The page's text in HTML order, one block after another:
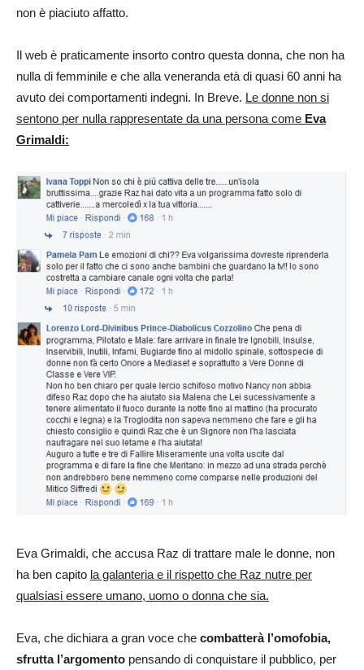
non è piaciuto affatto.
Il web è praticamente insorto contro questa donna, che non ha
nulla di femminile e che alla veneranda età di quasi 60 anni ha
avuto dei comportamenti indegni. In Breve. Le donne non si
sentono per nulla rappresentate da una persona come Eva
Grimaldi:
Eva Grimaldi, che accusa Raz di trattare male le donne, non
ha ben capito la galanteria e il rispetto che Raz nutre per
qualsiasi essere umano, uomo o donna che sia.
Eva, che dichiara a gran voce che combatterà l’omofobia,
sfrutta l’argomento pensando di conquistare il pubblico, per